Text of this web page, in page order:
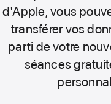
d'Apple, vous
transférer vos
parti de votre
séances